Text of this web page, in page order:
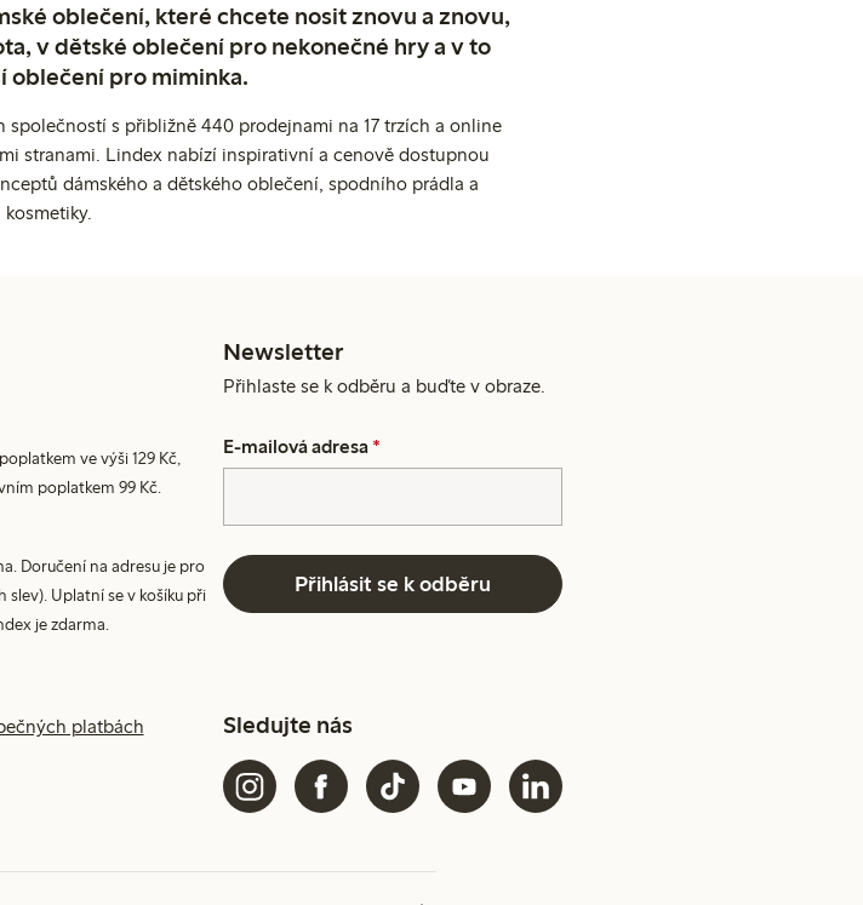
oblečení, které chcete nosit znovu a znovu,
v dětské oblečení pro nekonečné hry a v to
oblečení pro miminka.
s přibližně 440 prodejnami na 17 trzích a online
stranami. Lindex nabízí inspirativní a cenově dostupnou
dámského a dětského oblečení, spodního prádla a
kosmetiky.
ve výši 129 Kč,
poplatkem 99 Kč.
Doručení na adresu je pro
Uplatní se v košíku při
je zdarma.
Newsletter
Přihlaste se k odběru a buďte v obraze.
E-mailová adresa *
Přihlásit se k odběru
platbách Sledujte nás